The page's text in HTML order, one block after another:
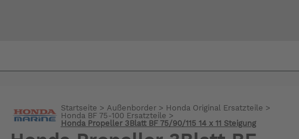
Startseite > Außenborder> Honda Original Ersatzteile >
Honda BF 75-100 Ersatzteile >
Honda Propeller 3Blatt BF 75/90/115 14 x 11 Steigung